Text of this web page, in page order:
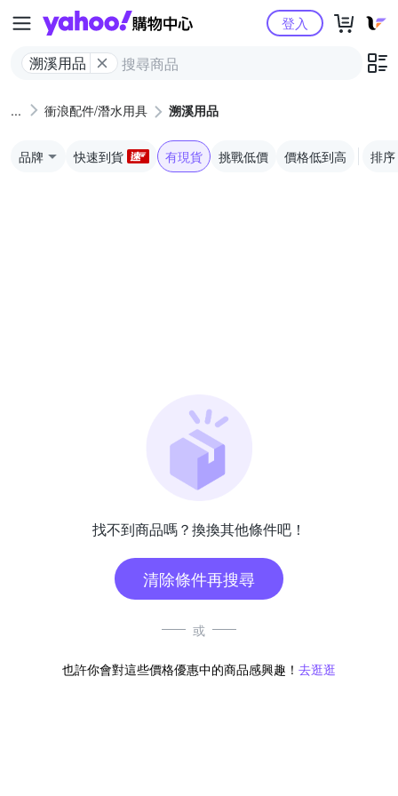
Yahoo購物中心
溯溪用品
登入
衝浪配件/潛水用具 溯溪用品
品牌 快速到貨 有現貨 挑戰低價 價格低到高 排序
找不到商品嗎？換換其他條件吧！
清除條件再搜尋
或
也許你會對這些價格優惠中的商品感興趣！ 去逛逛